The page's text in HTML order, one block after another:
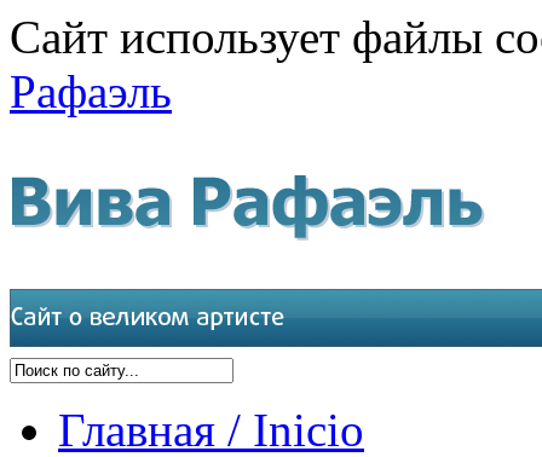
Сайт использует файлы
Рафаэль
Главная / Inicio